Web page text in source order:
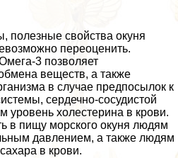
полезные свойства окуня
переоценить.
3 позволяет
веществ, а также
в случае предпосылок к
сердечно-сосудистой
уровень холестерина в крови.
в пищу морского окуня людям
давлением, а также людям
в крови.